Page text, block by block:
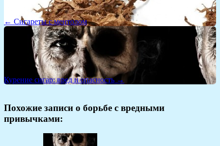
← Сигареты с ментолом
Курение сигар: вред и опасность →
Похожие записи о борьбе с вредными
привычками: